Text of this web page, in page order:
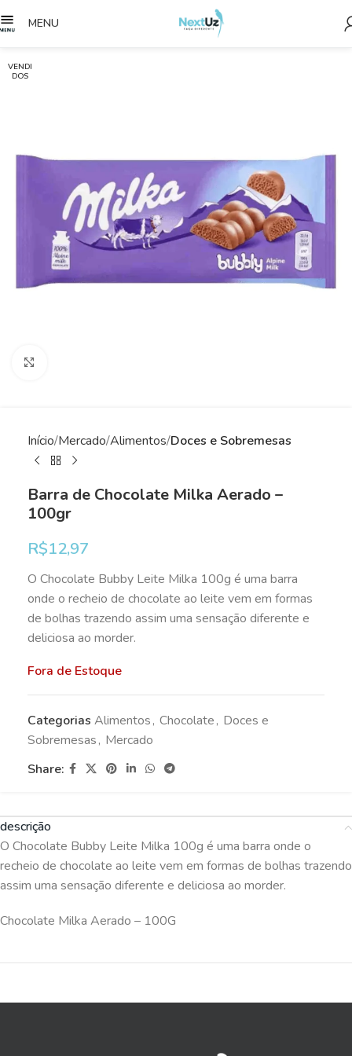
MENU
VENDI
DOS
Início Mercado Alimentos Doces e Sobremesas
Barra de Chocolate Milka Aerado –
100gr
R$12,97
O Chocolate Bubby Leite Milka 100g é uma barra
onde o recheio de chocolate ao leite vem em formas
de bolhas trazendo assim uma sensação diferente e
deliciosa ao morder.
Fora de Estoque
Categorias Alimentos, Chocolate, Doces e
Sobremesas, Mercado
Share:
descrição
O Chocolate Bubby Leite Milka 100g é uma barra onde o
recheio de chocolate ao leite vem em formas de bolhas trazendo
assim uma sensação diferente e deliciosa ao morder.
Chocolate Milka Aerado – 100G